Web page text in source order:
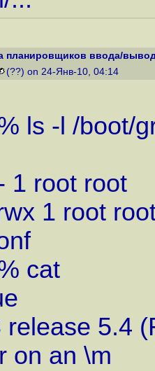
планировщиков ввода/
(??) on 24-Янв-10, 04:14
ls -l /boot/
1 root root
1 root
cat
release 5.4
on an \m